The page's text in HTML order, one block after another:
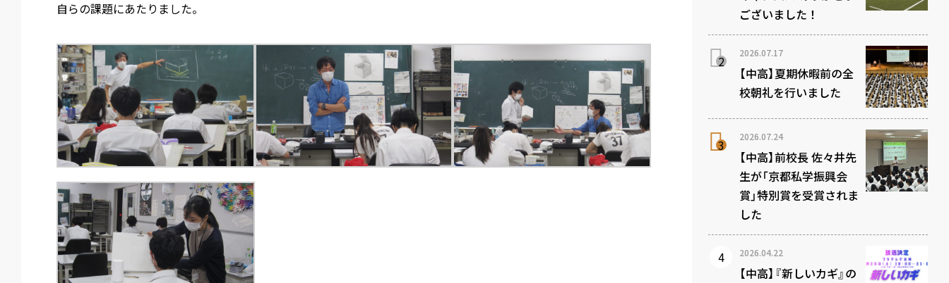
自らの課題にあたりました。
ございました！
2026.07.17
【中高】夏期休暇前の全
校朝礼を行いました
2026.07.24
【中高】前校長 佐々井先
生が「京都私学振興会
賞」特別賞を受賞されま
した
2026.04.22
【中高】『新しいカギ』の